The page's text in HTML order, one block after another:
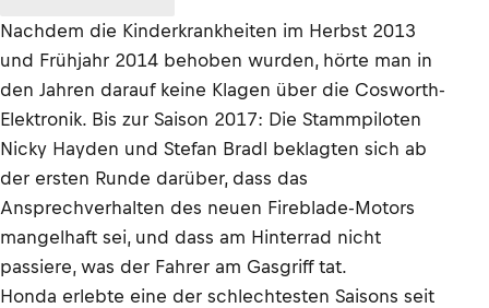
Nachdem die Kinderkrankheiten im Herbst 2013
und Frühjahr 2014 behoben wurden, hörte man in
den Jahren darauf keine Klagen über die Cosworth-
Elektronik. Bis zur Saison 2017: Die Stammpiloten
Nicky Hayden und Stefan Bradl beklagten sich ab
der ersten Runde darüber, dass das
Ansprechverhalten des neuen Fireblade-Motors
mangelhaft sei, und dass am Hinterrad nicht
passiere, was der Fahrer am Gasgriff tat.
Honda erlebte eine der schlechtesten Saisons seit